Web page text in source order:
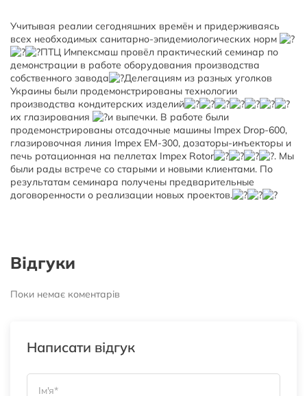
Учитывая реалии сегодняшних времён и придерживаясь
всех необходимых санитарно-эпидемиологических норм
ПТЦ Импексмаш провёл практический семинар по
демонстрации в работе оборудования производства
собственного завода
Делегациям из разных уголков
Украины были продемонстрированы технологии
производства кондитерских изделий
их глазирования
и выпечки. В работе были
продемонстрированы отсадочные машины Impex Drop-600,
глазировочная линия Impex EM-300, дозаторы-инъекторы и
печь ротационная на пеллетах Impex Rotor
. Мы
были рады встрече со старыми и новыми клиентами. По
результатам семинара получены предварительные
договоренности о реализации новых проектов.
Відгуки
Поки немає коментарів
Написати відгук